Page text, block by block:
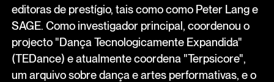
editoras de prestígio, tais como como Peter Lang e
SAGE. Como investigador principal, coordenou o
projecto "Dança Tecnologicamente Expandida"
(TEDance) e atualmente coordena "Terpsicore",
um arquivo sobre dança e artes performativas, e o